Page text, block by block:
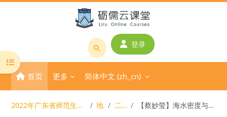
搜
课
程
或
登录
首页 更多 简体中文 ‎(zh_cn)‎
打开课程索引
2022年广东省师范生教学技能大赛 地理 二等奖 【蔡妙莹】海水密度与海中断崖.mp4